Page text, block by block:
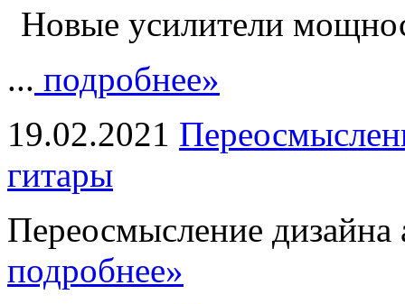
Новые усилители
... подробнее»
19.02.2021
гитары
Переосмысление дизайна
подробнее»